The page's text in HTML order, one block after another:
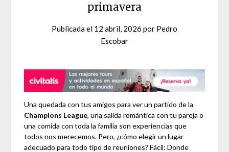
primavera
Publicada el 12 abril, 2026 por Pedro
Escobar
Una quedada con tus amigos para ver un partido de la
Champions League, una salida romántica con tu pareja o
una comida con toda la familia son experiencias que
todos nos merecemos. Pero, ¿cómo elegir un lugar
adecuado para todo tipo de reuniones? Fácil: Donde